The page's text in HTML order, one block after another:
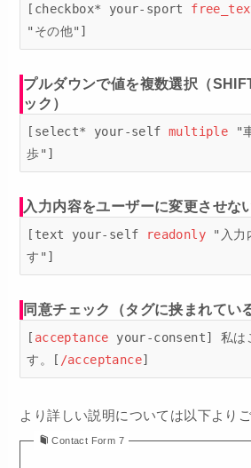
[checkbox* your-sport
"その他"]
プルダウンで値を複数選択（
ック）
[select* your-self multiple "
歩"]
入力内容をユーザーに変更させな
[text your-self readonly "入力
す"]
同意チェック（タグに挟まれてい
[ acceptance your-consent] 私は
す。[ /acceptance]
より詳しい説明については以下より
Contact Form 7